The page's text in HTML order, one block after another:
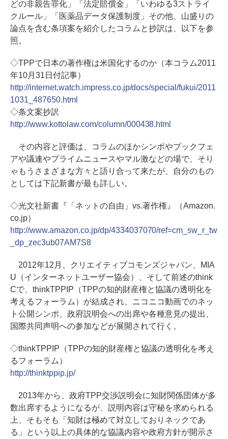
どの非親告罪化」「法定賠償金」「いわゆる3ストライ
クルール」「医薬品データ保護制度」その他、山盛りの
論点を含む条項案を紹介したコラムと抄訳は、以下を参
照。
◇TPPで日本の著作権は米国化するのか（本コラム2011
年10月31日付記事）
http://internet.watch.impress.co.jp/docs/special/fukui/2011
1031_487650.html
◇条文案抄訳
http://www.kottolaw.com/column/000438.html
その内容と評価は、コラムのほかシンポやブックフェ
アや議連やプライムニュースやマル激などの場で、そり
ゃもうさまざまな方々と語り合って来たが、自分のもの
としては下記新書が最も詳しい。
◇光文社新書『「ネットの自由」vs.著作権』（Amazon.
co.jp）
http://www.amazon.co.jp/dp/4334037070/ref=cm_sw_r_tw
_dp_zec3ub07AM7S8
2012年12月、クリエイティブコモンズジャパン、MIA
U（インターネットユーザー協会）、そして前述のthink
Cで、thinkTPPIP（TPPの知的財産権と協議の透明化を
考えるフォーラム）が結成され、ニコニコ動画でのネッ
ト公開シンポ、政府説明会への出席や各種意見の提出、
国際共同声明への参加などが展開されて行く。
◇thinkTPPIP（TPPの知的財産権と協議の透明化を考え
るフォーラム）
http://thinktppip.jp/
2013年から、政府TPP交渉説明会に知財関係団体が多
数出席するようになるが、説明内容は守秘を求められる
上、そもそも「知財は極めて対立しておりネックであ
る」という以上の具体的な協議内容や政府方針が開示さ